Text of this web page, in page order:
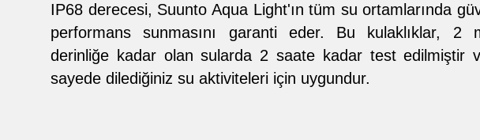
IP68 derecesi, Suunto Aqua Light'ın tüm su ortamlarında
performans sunmasını garanti eder. Bu kulaklıklar, 2
derinliğe kadar olan sularda 2 saate kadar test edilmiştir
sayede dilediğiniz su aktiviteleri için uygundur.